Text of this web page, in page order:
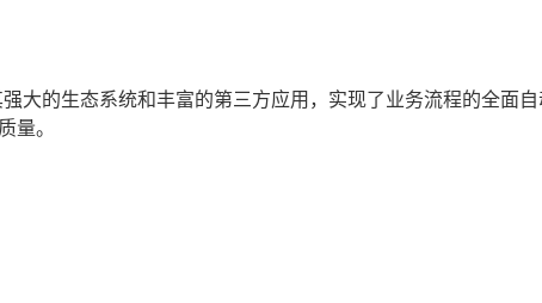
大的生态系统和丰富的第三方应用，实现了业务流程的全面
量。